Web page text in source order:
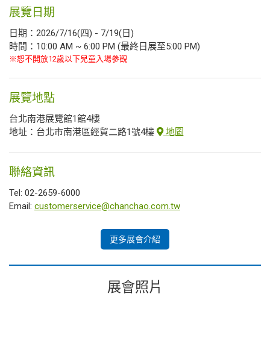
展覽日期
日期：2026/7/16(四) - 7/19(日)
時間：10:00 AM ~ 6:00 PM (最終日展至5:00 PM)
※恕不開放12歲以下兒童入場參觀
展覽地點
台北南港展覽館1館4樓
地址：台北市南港區經貿二路1號4樓
地圖
聯絡資訊
Tel: 02-2659-6000
Email: customerservice@chanchao.com.tw
更多展會介紹
展會照片